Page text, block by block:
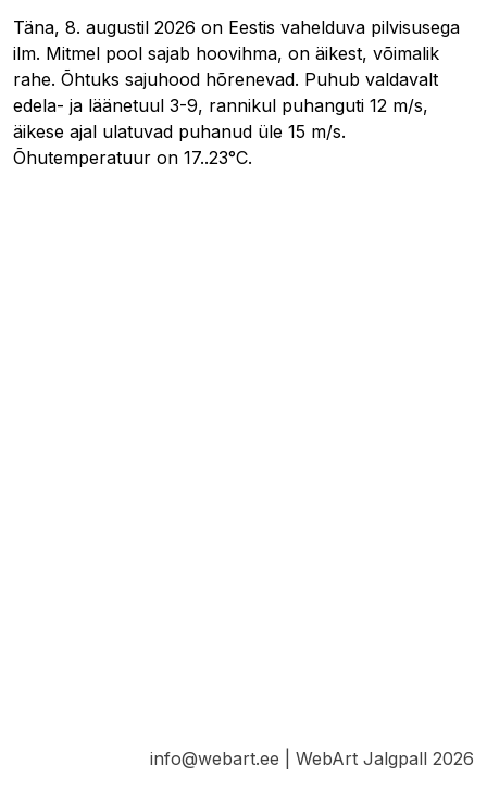
Täna, 8. augustil 2026 on Eestis vahelduva pilvisusega
ilm. Mitmel pool sajab hoovihma, on äikest, võimalik
rahe. Õhtuks sajuhood hõrenevad. Puhub valdavalt
edela- ja läänetuul 3-9, rannikul puhanguti 12 m/s,
äikese ajal ulatuvad puhanud üle 15 m/s.
Õhutemperatuur on 17..23°C.
info@webart.ee | WebArt Jalgpall 2026